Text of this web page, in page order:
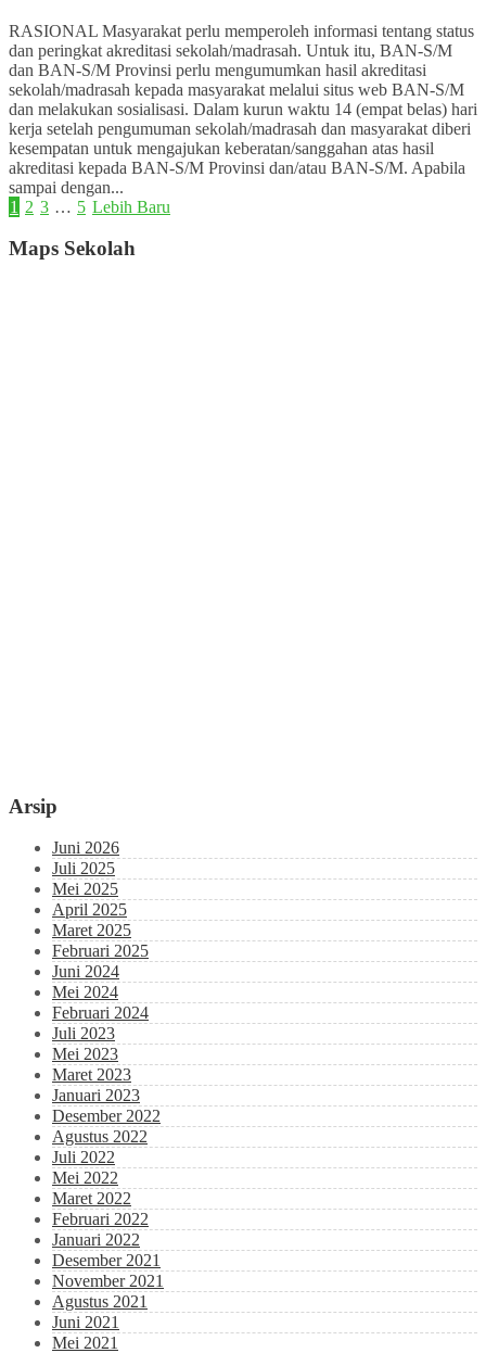
RASIONAL Masyarakat perlu memperoleh informasi tentang status
dan peringkat akreditasi sekolah/madrasah. Untuk itu, BAN-S/M
dan BAN-S/M Provinsi perlu mengumumkan hasil akreditasi
sekolah/madrasah kepada masyarakat melalui situs web BAN-S/M
dan melakukan sosialisasi. Dalam kurun waktu 14 (empat belas) hari
kerja setelah pengumuman sekolah/madrasah dan masyarakat diberi
kesempatan untuk mengajukan keberatan/sanggahan atas hasil
akreditasi kepada BAN-S/M Provinsi dan/atau BAN-S/M. Apabila
sampai dengan...
1 2 3 … 5 Lebih Baru
Maps Sekolah
Arsip
Juni 2026
Juli 2025
Mei 2025
April 2025
Maret 2025
Februari 2025
Juni 2024
Mei 2024
Februari 2024
Juli 2023
Mei 2023
Maret 2023
Januari 2023
Desember 2022
Agustus 2022
Juli 2022
Mei 2022
Maret 2022
Februari 2022
Januari 2022
Desember 2021
November 2021
Agustus 2021
Juni 2021
Mei 2021